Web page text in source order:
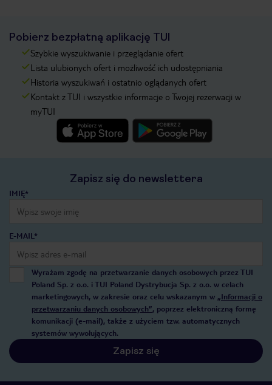
Pobierz bezpłatną aplikację TUI
Szybkie wyszukiwanie i przeglądanie ofert
Lista ulubionych ofert i możliwość ich udostępniania
Historia wyszukiwań i ostatnio oglądanych ofert
Kontakt z TUI i wszystkie informacje o Twojej rezerwacji w
myTUI
Zapisz się do newslettera
IMIĘ*
E-MAIL*
Wyrażam zgodę na przetwarzanie danych osobowych przez TUI
Poland Sp. z o.o. i TUI Poland Dystrybucja Sp. z o.o. w celach
marketingowych, w zakresie oraz celu wskazanym w „Informacji o
przetwarzaniu danych osobowych”, poprzez elektroniczną formę
komunikacji (e-mail), także z użyciem tzw. automatycznych
systemów wywołujących.
Zapisz się